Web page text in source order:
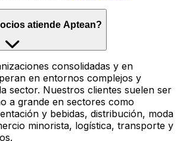
atiende Aptean?
consolidadas y en
en entornos complejos y
sector. Nuestros clientes suelen ser
a grande en sectores como
y bebidas, distribución, moda
minorista, logística, transporte y